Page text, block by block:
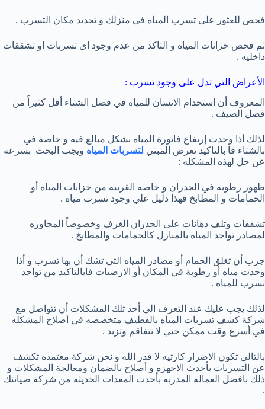
فحص للعثور على تسرب المياه فى منزلك و تحديد مكان التسرب .
ثم فحص خزانات المياه و التاكد من عدم وجود اى تسربات او تشققات
داخليه .
الأعراض التي تدل على وجود تسرب :
المعروف أن استخدام الانسان للمياه في فصل الشتاء أقل كثيراً من
فصل الصيف .
لذلك أذا وجدت إرتفاع فاتورة المياه بشكل مبالغ فيه و خاصة في
بالشتاء فا بالتاكيد تعرض المبني لتسربات المياه ويجب البحث بسرعه
عن حل لهذه المشكله :
ظهور رطوبه في الجدران و خاصه القريبه من خزانات المياه أو
الحمامات و المطابخ فهذا دليل علي وجود تسرب مياه .
تشققات وتلف دهانات علي الجدران الغرف وخصوصاً المجاوره
لمصادر تواجد المياه بالمنازل كالحمامات والمطابخ .
جرب أن تغلق الحمام أو مصادر المياه التي تشك أن بها تسرب و أذا
وجدت مياه أو رطوبة في المكان أو الارضيات فابالتاكيد من تواجد
تسرب للمياه .
لذلك يجب عليك عند التعرف الي أحد تلك المشكلات أن تتواصل مع
شركة كشف تسربات المياه بالقطيف متخصصه في أصلاح المشكله
في أسرع وقت ممكن حتي لا تتفاقم وتزيد .
بالتالي تكون الاضرار كارثيه لا قدر الله و نحن شركة معتمده تكشف
عن التسربات بأحدث الاجهزه و أصلاح بالضمان ومعالجة المشكلات و
ذلك بافضل العماله المدربه بأحدث المعدات الحديثه من شركة صيانتك
.